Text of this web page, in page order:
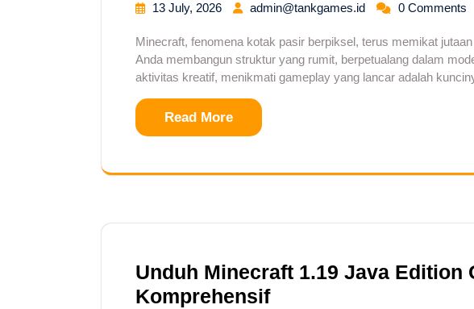
13 July, 2026 admin@tankgames.id 0 Comments
Minecraft, fenomena kotak pasir berpiksel, terus memikat
Anda membangun struktur yang rumit, berpetualang dalam
aktivitas kreatif, menikmati gameplay yang lancar adalah
Read More
Unduh Minecraft 1.19 Java Edition
Komprehensif